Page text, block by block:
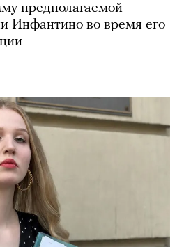
предполагаемой
Инфантино во время его